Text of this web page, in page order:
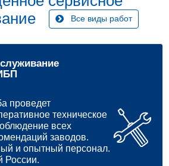
Все виды работ
проведет
техническое
всех
заводов.
и опытный персонал.
России.